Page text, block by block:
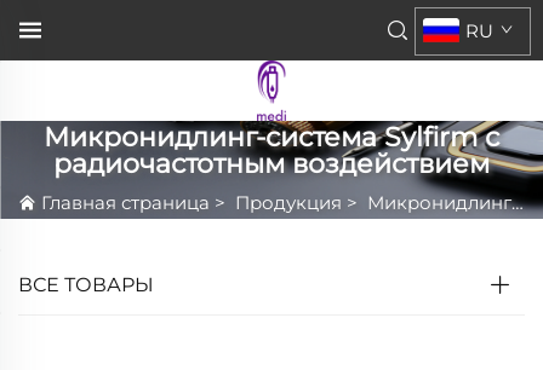
RU
Микронидлинг-система Sylfirm с
радиочастотным воздействием
Главная страница > Продукция > Микронидлинг-система Sylfirm с радиочастотным воздействием
ВСЕ ТОВАРЫ